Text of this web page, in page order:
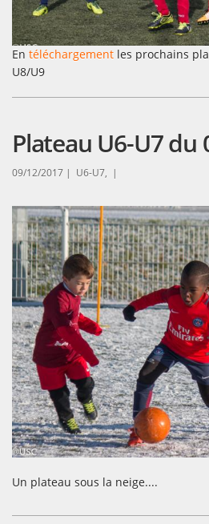
En téléchargement les prochains
U8/U9
Plateau U6-U7 du
09/12/2017 | U6-U7, |
Un plateau sous la neige....